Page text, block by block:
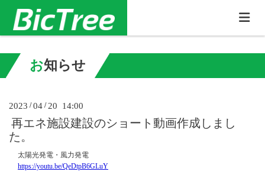
お知らせ
2023 /04 / 20 14:00
再エネ施設建設のショート動画作成しまし
た。
太陽光発電・風力発電
https://youtu.be/QeDtpB6GLuY